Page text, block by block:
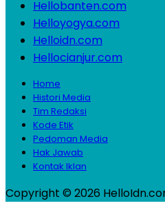
Hellobanten.com
Helloyogya.com
Helloidn.com
Hellocianjur.com
Home
Histori Media
Tim Redaksi
Kode Etik
Pedoman Media
Hak Jawab
Kontak Iklan
Copyright © 2026